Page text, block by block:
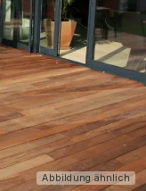
Abbildung ähnlich